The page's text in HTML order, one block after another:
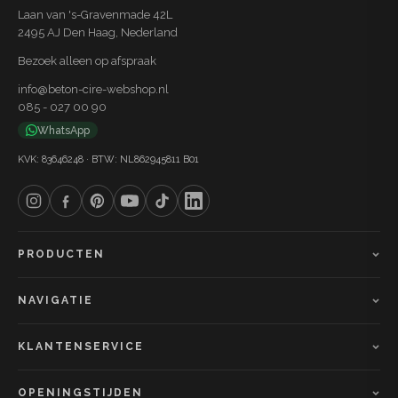
Laan van 's-Gravenmade 42L
2495 AJ Den Haag, Nederland
Bezoek alleen op afspraak
info@beton-cire-webshop.nl
085 - 027 00 90
WhatsApp
KVK: 83646248 · BTW: NL862945811 B01
PRODUCTEN
NAVIGATIE
KLANTENSERVICE
OPENINGSTIJDEN